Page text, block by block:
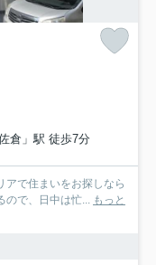
倉」駅 徒歩7分
アで住まいをお探しなら
ので、日中は忙... もっと